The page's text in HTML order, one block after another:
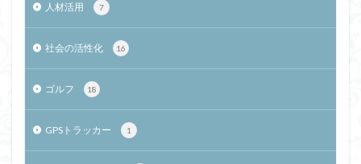
人材活用 7
社会の活性化 16
ゴルフ 18
GPSトラッカー 1